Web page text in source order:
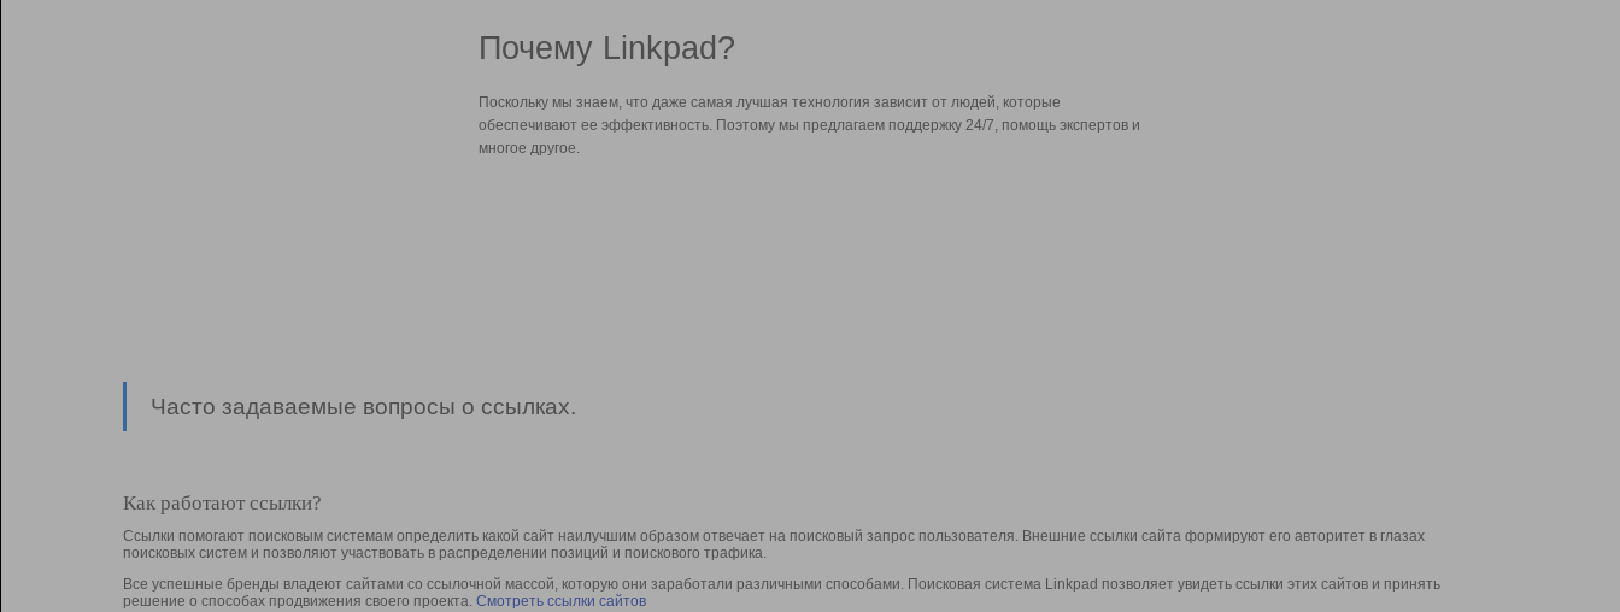
Почему Linkpad?
Поскольку мы знаем, что даже самая лучшая технология зависит от людей, которые
обеспечивают ее эффективность. Поэтому мы предлагаем поддержку 24/7, помощь экспертов и
многое другое.
Часто задаваемые вопросы о ссылках.
Как работают ссылки?
Ссылки помогают поисковым системам определить какой сайт наилучшим образом отвечает на поисковый запрос пользователя. Внешние ссылки сайта формируют его авторитет в глазах
поисковых систем и позволяют участвовать в раcпределении позиций и поискового трафика.
Все успешные бренды владеют сайтами со ссылочной массой, которую они заработали различными способами. Поисковая система Linkpad позволяет увидеть ссылки этих сайтов и принять
решение о способах продвижения своего проекта. Смотреть ссылки сайтов